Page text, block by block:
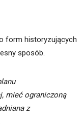
form historyzujących
sposób.
mieć ograniczoną
z